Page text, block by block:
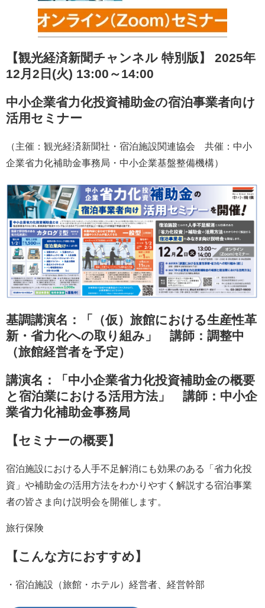
【観光経済新聞チャンネル 特別版】 2025年
12月2日(火) 13:00～14:00
中小企業省力化投資補助金の宿泊事業者向け
活用セミナー
（主催：観光経済新聞社・宿泊施設関連協会 共催：中小
企業省力化補助金事務局・中小企業基盤整備機構）
基調講演名：「（仮）旅館における生産性革
新・省力化への取り組み」 講師：調整中
（旅館経営者を予定）
講演名：「中小企業省力化投資補助金の概要
と宿泊業における活用方法」 講師：中小企
業省力化補助金事務局
【セミナーの概要】
宿泊施設における人手不足解消にも効果のある「省力化投
資」や補助金の活用方法をわかりやすく解説する宿泊事業
者の皆さま向け説明会を開催します。
旅行保険
【こんな方におすすめ】
・宿泊施設（旅館・ホテル）経営者、経営幹部